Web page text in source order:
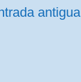
antigua